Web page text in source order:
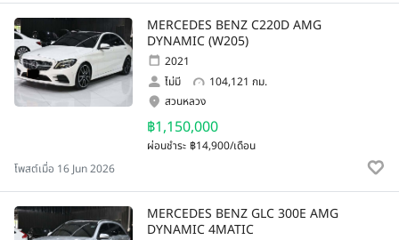
MERCEDES BENZ C220D AMG
DYNAMIC (W205)
2021
ไม่มี
104,121 กม.
฿1,150,000
ผ่อนชำระ ฿14,900/เดือน
สวนหลวง
โพสต์เมื่อ 16 Jun 2026
MERCEDES BENZ GLC 300E AMG
DYNAMIC 4MATIC